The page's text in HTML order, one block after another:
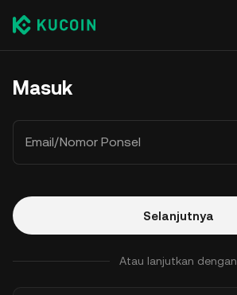
Masuk
Email/Nomor Ponsel
Selanjutnya
Atau lanjutkan dengan